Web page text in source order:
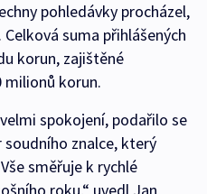
pohledávky procházel,
suma přihlášených
korun, zajištěné
milionů korun.
spokojení, podařilo se
znalce, který
směřuje k rychlé